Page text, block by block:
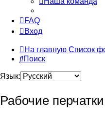
FAQ
Вход
На главную Список
Поиск
Язык:
Рабочие